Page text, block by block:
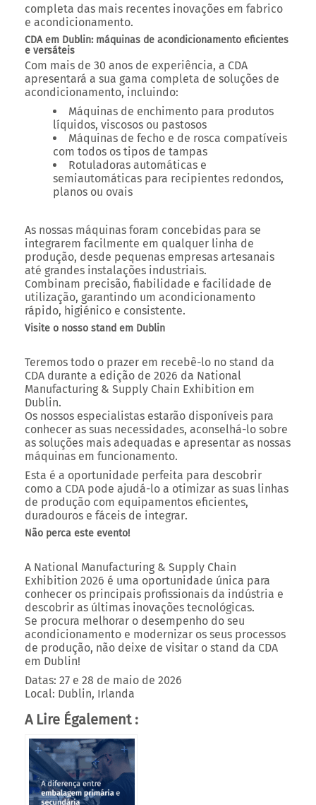
completa das mais recentes inovações em fabrico
e acondicionamento.
CDA em Dublin: máquinas de acondicionamento eficientes
e versáteis
Com mais de 30 anos de experiência, a CDA
apresentará a sua gama completa de soluções de
acondicionamento, incluindo:
Máquinas de enchimento para produtos
líquidos, viscosos ou pastosos
Máquinas de fecho e de rosca compatíveis
com todos os tipos de tampas
Rotuladoras automáticas e
semiautomáticas para recipientes redondos,
planos ou ovais
As nossas máquinas foram concebidas para se
integrarem facilmente em qualquer linha de
produção, desde pequenas empresas artesanais
até grandes instalações industriais.
Combinam precisão, fiabilidade e facilidade de
utilização, garantindo um acondicionamento
rápido, higiénico e consistente.
Visite o nosso stand em Dublin
Teremos todo o prazer em recebê-lo no stand da
CDA durante a edição de 2026 da National
Manufacturing & Supply Chain Exhibition em
Dublin.
Os nossos especialistas estarão disponíveis para
conhecer as suas necessidades, aconselhá-lo sobre
as soluções mais adequadas e apresentar as nossas
máquinas em funcionamento.
Esta é a oportunidade perfeita para descobrir
como a CDA pode ajudá-lo a otimizar as suas linhas
de produção com equipamentos eficientes,
duradouros e fáceis de integrar.
Não perca este evento!
A National Manufacturing & Supply Chain
Exhibition 2026 é uma oportunidade única para
conhecer os principais profissionais da indústria e
descobrir as últimas inovações tecnológicas.
Se procura melhorar o desempenho do seu
acondicionamento e modernizar os seus processos
de produção, não deixe de visitar o stand da CDA
em Dublin!
Datas: 27 e 28 de maio de 2026
Local: Dublin, Irlanda
A Lire Également :